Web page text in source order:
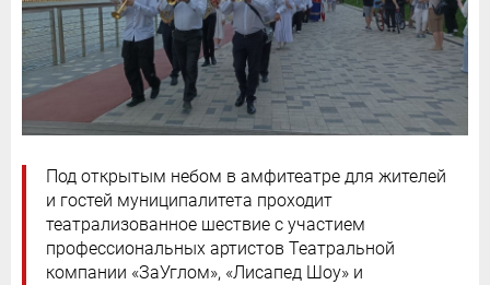
Под открытым небом в амфитеатре для жителей
и гостей муниципалитета проходит
театрализованное шествие с участием
профессиональных артистов Театральной
компании «ЗаУглом», «Лисапед Шоу» и